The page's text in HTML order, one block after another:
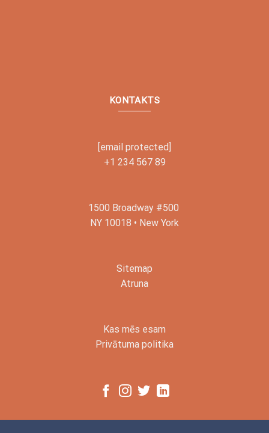
KONTAKTS
[email protected]
+1 234 567 89
1500 Broadway #500
NY 10018 • New York
Sitemap
Atruna
Kas mēs esam
Privātuma politika